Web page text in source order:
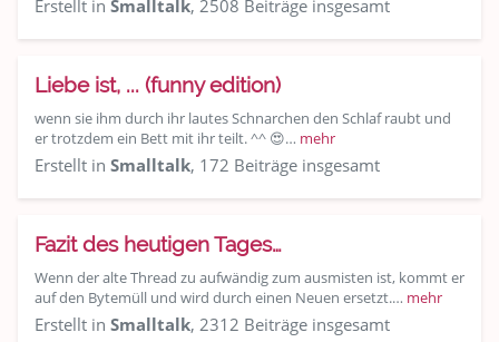
Erstellt in Smalltalk, 2508 Beiträge insgesamt
Liebe ist, ... (funny edition)
wenn sie ihm durch ihr lautes Schnarchen den Schlaf raubt und
er trotzdem ein Bett mit ihr teilt. ^^ 😍… mehr
Erstellt in Smalltalk, 172 Beiträge insgesamt
Fazit des heutigen Tages…
Wenn der alte Thread zu aufwändig zum ausmisten ist, kommt er
auf den Bytemüll und wird durch einen Neuen ersetzt.… mehr
Erstellt in Smalltalk, 2312 Beiträge insgesamt